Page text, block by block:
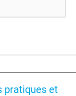
pratiques et